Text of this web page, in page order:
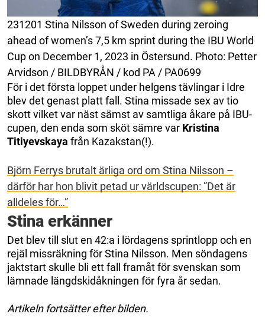
231201 Stina Nilsson of Sweden during zeroing
ahead of women’s 7,5 km sprint during the IBU World
Cup on December 1, 2023 in Östersund. Photo: Petter
Arvidson / BILDBYRÅN / kod PA / PA0699
För i det första loppet under helgens tävlingar i Idre
blev det genast platt fall. Stina missade sex av tio
skott vilket var näst sämst av samtliga åkare på IBU-
cupen, den enda som sköt sämre var Kristina
Titiyevskaya från Kazakstan(!).
Björn Ferrys brutalt ärliga ord om Stina Nilsson –
därför har hon blivit petad ur världscupen: ”Det är
alldeles för…”
Stina erkänner
Det blev till slut en 42:a i lördagens sprintlopp och en
rejäl missräkning för Stina Nilsson. Men söndagens
jaktstart skulle bli ett fall framåt för svenskan som
lämnade längdskidåkningen för fyra år sedan.
Artikeln fortsätter efter bilden.